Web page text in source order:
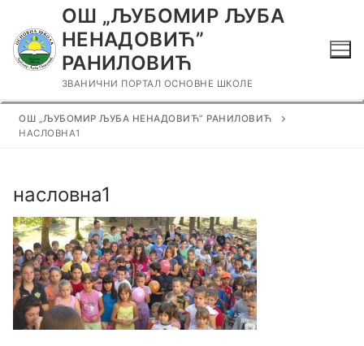
садржаја
ОШ „ЉУБОМИР ЉУБА
НЕНАДОВИЋ”
РАНИЛОВИЋ
ЗВАНИЧНИ ПОРТАЛ ОСНОВНЕ ШКОЛЕ
ОШ „ЉУБОМИР ЉУБА НЕНАДОВИЋ” РАНИЛОВИЋ
НАСЛОВНА1
насловна1